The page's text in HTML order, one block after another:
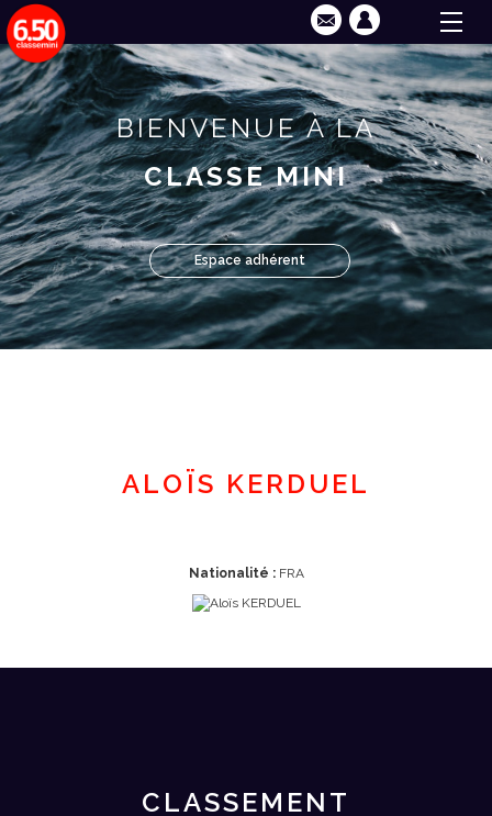
BIENVENUE À LA
CLASSE MINI
Espace adhérent
ALOÏS KERDUEL
Nationalité :FRA
CLASSEMENT